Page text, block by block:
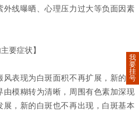
外线曝晒、心理压力过大等负面因素
要症状】
表现为白斑面积不再扩展，新的白
由模糊转为清晰，周围有色素加深现
展，新的白斑也不再出现，白斑基本
我
要
挂
号